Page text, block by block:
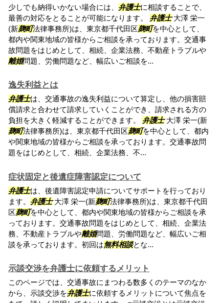
少しでも納得いかない場合には、 弁護士に相談することで、
最善の対応をとることが可能になります。 弁護士大澤 栄一
(新麹町法律事務所)は、東京都千代田区麹町を中心として、
都内や関東地域の皆様からご相談を承っております。交通事
故問題をはじめとして、相続、企業法務、不動産トラブルや
離婚問題、労働問題など、幅広いご相談を...
逸失利益とは
弁護士は、交通事故の逸失利益について算定し、他の損害賠
償請求と合わせて請求していくことができ、請求される方の
負担を大きく軽減することができます。 弁護士大澤 栄一(新
麹町法律事務所)は、東京都千代田区麹町を中心として、都内
や関東地域の皆様からご相談を承っております。交通事故問
題をはじめとして、相続、企業法務、不...
症状固定と後遺症障害認定について
弁護士は、後遺障害認定申請についてサポートを行っており
ます。 弁護士大澤 栄一(新麹町法律事務所)は、東京都千代田
区麹町を中心として、都内や関東地域の皆様からご相談を承
っております。交通事故問題をはじめとして、相続、企業法
務、不動産トラブルや離婚問題、労働問題など、幅広いご相
談を承っております。初回は無料相談とな...
示談交渉を弁護士に依頼するメリット
このページでは、交通事故にまつわる数多くのテーマのなか
から、示談交渉を弁護士に依頼するメリットについて焦点を